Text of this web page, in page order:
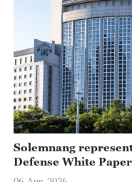
Solemnang
Defense White